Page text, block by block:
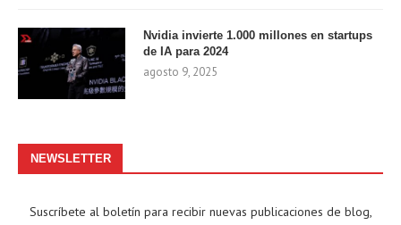
Nvidia invierte 1.000 millones en startups
de IA para 2024
agosto 9, 2025
NEWSLETTER
Suscríbete al boletín para recibir nuevas publicaciones de blog,